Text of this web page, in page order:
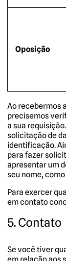
Oposição
Ao recebermos
precisemos
a sua
solicitação de
identificação.
para fazer
apresentar um
seu nome,
Para exercer
em contato
5. Contato
Se você tiver